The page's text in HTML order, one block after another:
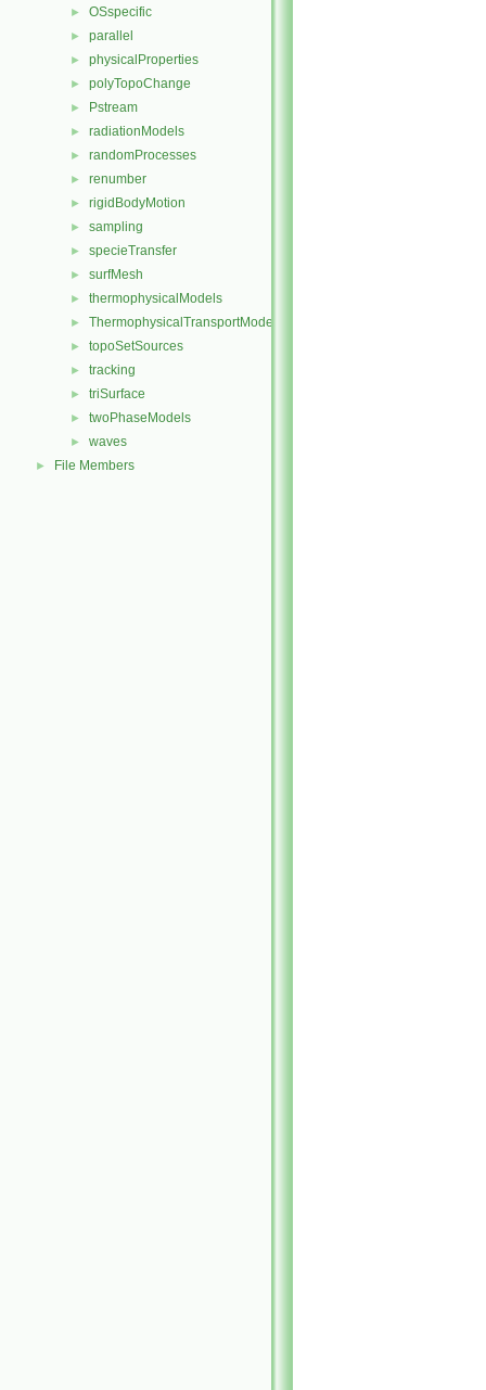
► OSspecific
► parallel
► physicalProperties
► polyTopoChange
► Pstream
► radiationModels
► randomProcesses
► renumber
► rigidBodyMotion
► sampling
► specieTransfer
► surfMesh
► thermophysicalModels
► ThermophysicalTransportModels
► topoSetSources
► tracking
► triSurface
► twoPhaseModels
► waves
► File Members